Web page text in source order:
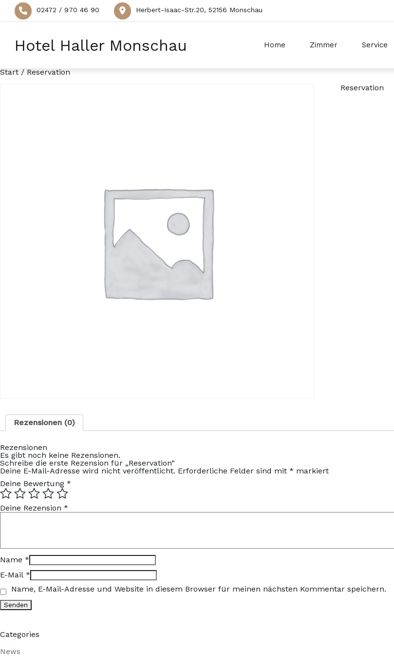
02472 / 970 46 90 Herbert-Isaac-Str.20, 52156 Monschau
Hotel Haller Monschau Home Zimmer Service
Start / Reservation
Reservation
Rezensionen (0)
Rezensionen
Es gibt noch keine Rezensionen.
Schreibe die erste Rezension für „Reservation“
Deine E-Mail-Adresse wird nicht veröffentlicht. Erforderliche Felder sind mit * markiert
Deine Bewertung *
Deine Rezension *
Name *
E-Mail *
Name, E-Mail-Adresse und Website in diesem Browser für meinen nächsten Kommentar speichern.
Categories
News